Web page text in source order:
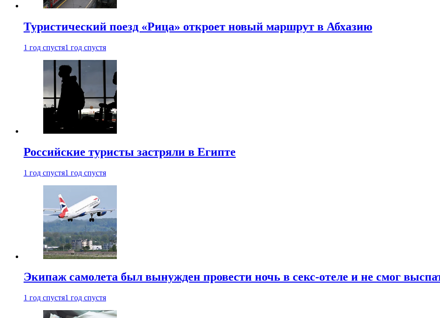
Туристический поезд «Рица» откроет новый маршрут в Абхазию
1 год спустя1 год спустя
Российские туристы застряли в Египте
1 год спустя1 год спустя
Экипаж самолета был вынужден провести ночь в секс-отеле и не смог
1 год спустя1 год спустя